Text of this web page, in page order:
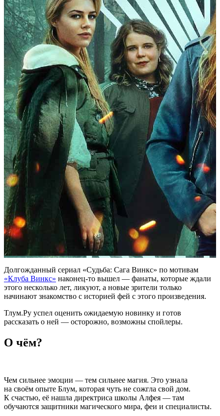
Долгожданный сериал «Судьба: Сага Винкс» по мотивам
«Клуба Винкс» наконец-то вышел — фанаты, которые ждали
этого несколько лет, ликуют, а новые зрители только
начинают знакомство с историей фей с этого произведения.
Тлум.Ру успел оценить ожидаемую новинку и готов
рассказать о ней — осторожно, возможны спойлеры.
О чём?
Чем сильнее эмоции — тем сильнее магия. Это узнала
на своём опыте Блум, которая чуть не сожгла свой дом.
К счастью, её нашла директриса школы Алфея — там
обучаются защитники магического мира, феи и специалисты.